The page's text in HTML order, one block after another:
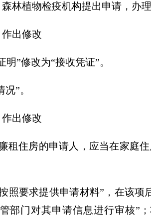
林植物检疫机构提出申请，办
出修改
”修改为“接收凭证”。
”。
出修改
租住房的申请人，应当在家庭
照要求提供申请材料”，在该
部门对其申请信息进行审核”